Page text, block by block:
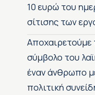
10 ευρώ του
σίτισης των
Αποχαιρετούμε
σύμβολο του
έναν άνθρωπο
πολιτική